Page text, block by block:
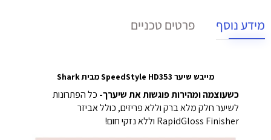
מידע נוסף פרטים טכניים
מייבש שיער SpeedStyle HD353 מבית Shark
כשעוצמה ומהירות פוגשות את שיערך- כל הפתרונות
לשיער חלק מלא ברק וללא פריזים, כולל אביזר
RapidGloss Finisher וללא נזקי חום!